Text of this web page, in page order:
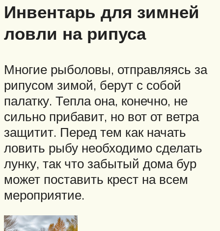
Инвентарь для зимней
ловли на рипуса
Многие рыболовы, отправляясь за
рипусом зимой, берут с собой
палатку. Тепла она, конечно, не
сильно прибавит, но вот от ветра
защитит. Перед тем как начать
ловить рыбу необходимо сделать
лунку, так что забытый дома бур
может поставить крест на всем
мероприятие.